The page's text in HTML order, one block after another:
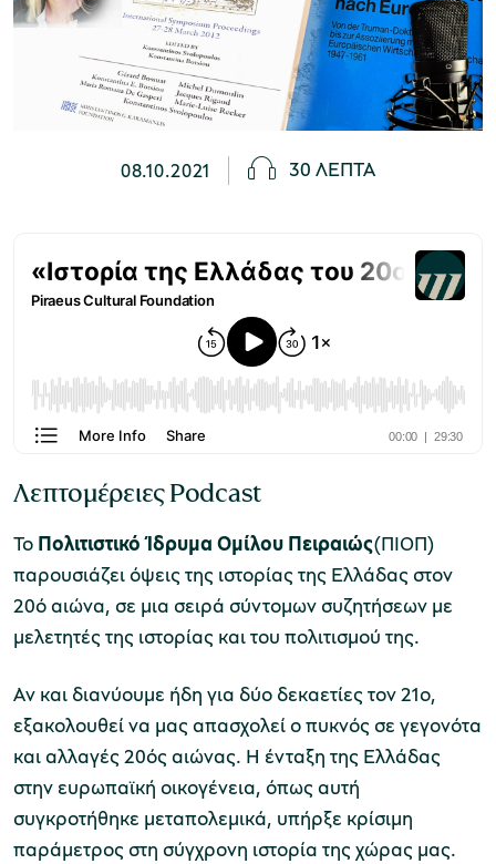
Μουσείο Ελιάς και Ελληνικού Λαδιού
Λέσβου
Μουσείο Πλινθοκεραμοποιίας N. & Σ.
Μουσείο Μαρμαροτεχνίας
Μουσείο Περιβάλλοντος Στυμφαλίας
Μουσείο Μαστίχας Χίου
08.10.2021 30 ΛΕΠΤΑ
Λεπτομέρειες Podcast
Το Πολιτιστικό Ίδρυμα Ομίλου Πειραιώς(ΠΙΟΠ)
παρουσιάζει όψεις της ιστορίας της Ελλάδας στον
20ό αιώνα, σε μια σειρά σύντομων συζητήσεων με
μελετητές της ιστορίας και του πολιτισμού της.
Αν και διανύουμε ήδη για δύο δεκαετίες τον 21ο,
εξακολουθεί να μας απασχολεί ο πυκνός σε γεγονότα
και αλλαγές 20ός αιώνας. Η ένταξη της Ελλάδας
στην ευρωπαϊκή οικογένεια, όπως αυτή
συγκροτήθηκε μεταπολεμικά, υπήρξε κρίσιμη
παράμετρος στη σύγχρονη ιστορία της χώρας μας.